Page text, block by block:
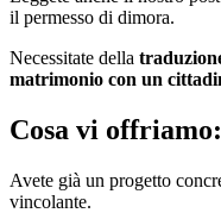
il permesso di dimora.
Necessitate della
matrimonio con un
Cosa vi offriamo:
Avete già un progetto
vincolante.